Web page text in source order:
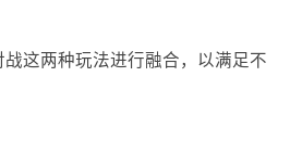
这两种玩法进行融合，以满足不